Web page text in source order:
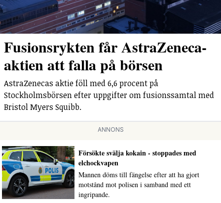
Fusionsrykten får AstraZeneca-
aktien att falla på börsen
AstraZenecas aktie föll med 6,6 procent på
Stockholmsbörsen efter uppgifter om fusionssamtal med
Bristol Myers Squibb.
ANNONS
Försökte svälja kokain - stoppades med
elchockvapen
Mannen döms till fängelse efter att ha gjort
motstånd mot polisen i samband med ett
ingripande.